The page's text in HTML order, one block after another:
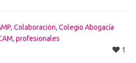
, Colaboración, Colegio Abogacía
, profesionales
1